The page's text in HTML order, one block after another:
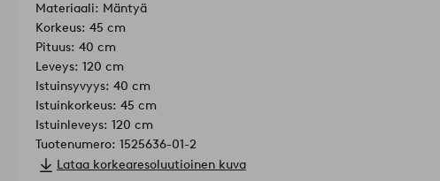
Materiaali: Mäntyä
Korkeus: 45 cm
Pituus: 40 cm
Leveys: 120 cm
Istuinsyvyys: 40 cm
Istuinkorkeus: 45 cm
Istuinleveys: 120 cm
Tuotenumero: 1525636-01-2
Lataa korkearesoluutioinen kuva